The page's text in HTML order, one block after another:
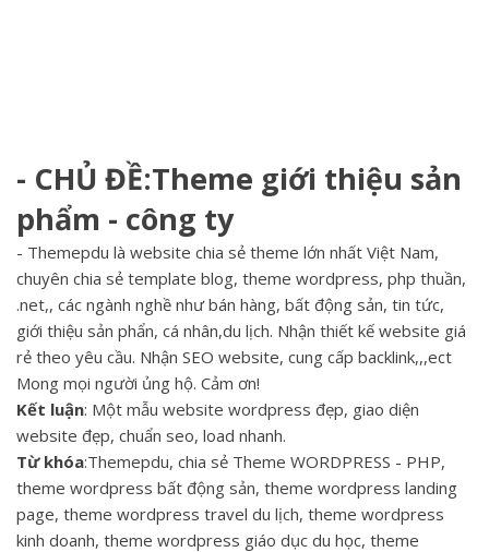
- CHỦ ĐỀ:Theme giới thiệu sản
phẩm - công ty
- Themepdu là website chia sẻ theme lớn nhất Việt Nam,
chuyên chia sẻ template blog, theme wordpress, php thuần,
.net,, các ngành nghề như bán hàng, bất động sản, tin tức,
giới thiệu sản phẩn, cá nhân,du lịch. Nhận thiết kế website giá
rẻ theo yêu cầu. Nhận SEO website, cung cấp backlink,,,ect
Mong mọi người ủng hộ. Cảm ơn!
Kết luận: Một mẫu website wordpress đẹp, giao diện
website đẹp, chuẩn seo, load nhanh.
Từ khóa:Themepdu, chia sẻ Theme WORDPRESS - PHP,
theme wordpress bất động sản, theme wordpress landing
page, theme wordpress travel du lịch, theme wordpress
kinh doanh, theme wordpress giáo dục du học, theme